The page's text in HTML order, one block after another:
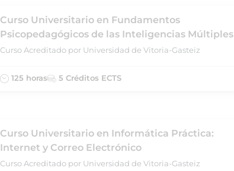
Curso Universitario en Fundamentos
Psicopedagógicos de las Inteligencias Múltiples
Curso Acreditado por Universidad de Vitoria-Gasteiz
125 horas 5 Créditos ECTS
Curso Universitario en Informática Práctica:
Internet y Correo Electrónico
Curso Acreditado por Universidad de Vitoria-Gasteiz